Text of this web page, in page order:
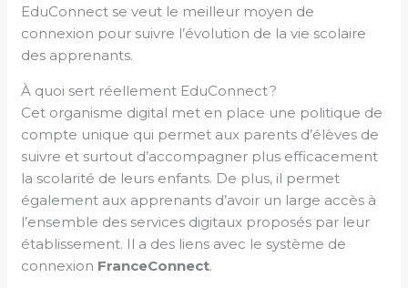
EduConnect se veut le meilleur moyen de
connexion pour suivre l’évolution de la vie scolaire
des apprenants.
À quoi sert réellement EduConnect ?
Cet organisme digital met en place une politique de
compte unique qui permet aux parents d’élèves de
suivre et surtout d’accompagner plus efficacement
la scolarité de leurs enfants. De plus, il permet
également aux apprenants d’avoir un large accès à
l’ensemble des services digitaux proposés par leur
établissement. Il a des liens avec le système de
connexion FranceConnect.